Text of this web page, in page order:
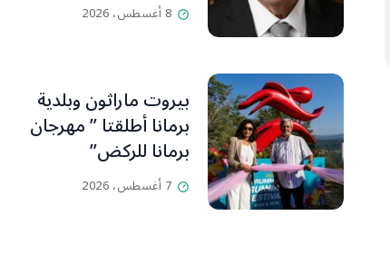
8 أغسطس، 2026
بيروت ماراثون وبلدية
برمانا أطلقتا ” مهرجان
برمانا للركض”
7 أغسطس، 2026